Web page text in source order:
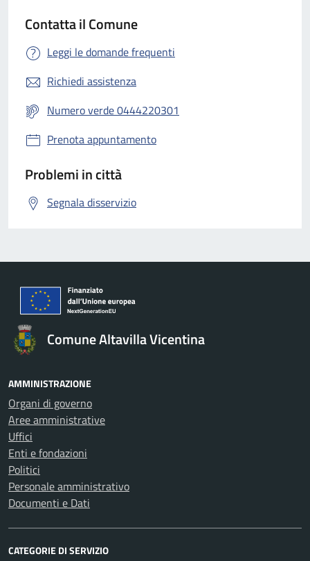
Contatta il Comune
Leggi le domande frequenti
Richiedi assistenza
Numero verde 0444220301
Prenota appuntamento
Problemi in città
Segnala disservizio
Comune Altavilla Vicentina
AMMINISTRAZIONE
Organi di governo
Aree amministrative
Uffici
Enti e fondazioni
Politici
Personale amministrativo
Documenti e Dati
CATEGORIE DI SERVIZIO